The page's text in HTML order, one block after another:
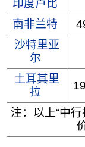
印度卢比
南非兰特
沙特里亚
尔
土耳其里
拉
注：以上“中